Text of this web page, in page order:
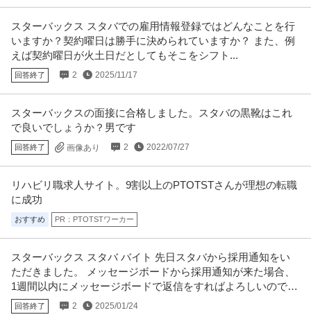
年収800万円〜900万円
【職種】営業＞法人営業 【業種】IT・インターネット＞インターネットサー
ビス ※会員属性などに応じ …続きを見る
キ・スタバ等の元請案件
株式会社ジェーピーディーエイチ
正社員 交通費支給 学歴不問
年収450万円〜610万円
株式会社ジェーピーディーエイチ 【表参道／博報堂G／内勤5割】空間制作・
一般事務／残業なし ／ スターバックスコーヒージャパンでの部署
アシスタントの仕事 ／ 派遣
株式会社パソナ
新着 派遣社員 在宅ワーク 土日休み 服装自由
月給30.3万円
【目黒エリア】飲食業界／スターバックスコーヒージャパン／在宅あり／ス
タート日相談可／部署アシスタン
スターバックス スタバでの雇用情報登録ではどんなことを行
いますか？契約曜日は勝手に決められていますか？ また、例
えば契約曜日が火土日だとしてもそこをシフト...
回答終了 2 2025/11/17
スターバックスの面接に合格しました。スタバの黒靴はこれ
で良いでしょうか？男です
回答終了 画像あり 2 2022/07/27
リハビリ職求人サイト。9割以上のPTOTSTさんが理想の転職
に成功
おすすめ PR：PTOTSTワーカー
スターバックス スタバ バイト 先日スタバから採用通知をい
ただきました。 メッセージボードから採用通知が来た場合、
1週間以内にメッセージボードで返信をすればよろしいのでし
ょうか。
回答終了 2 2025/01/24